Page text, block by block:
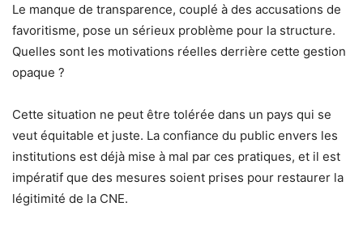
Le manque de transparence, couplé à des accusations de
favoritisme, pose un sérieux problème pour la structure.
Quelles sont les motivations réelles derrière cette gestion
opaque ?
Cette situation ne peut être tolérée dans un pays qui se
veut équitable et juste. La confiance du public envers les
institutions est déjà mise à mal par ces pratiques, et il est
impératif que des mesures soient prises pour restaurer la
légitimité de la CNE.